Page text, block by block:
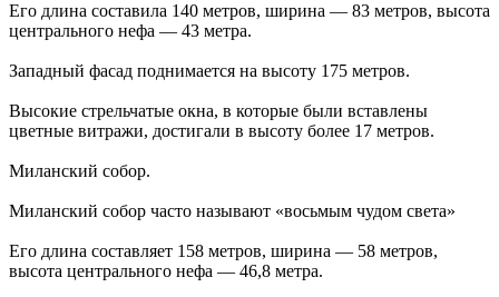
Его длина составила 140 метров, ширина — 83 метров, высота
центрального нефа — 43 метра.
Западный фасад поднимается на высоту 175 метров.
Высокие стрельчатые окна, в которые были вставлены
цветные витражи, достигали в высоту более 17 метров.
Миланский собор.
Миланский собор часто называют «восьмым чудом света»
Его длина составляет 158 метров, ширина — 58 метров,
высота центрального нефа — 46,8 метра.